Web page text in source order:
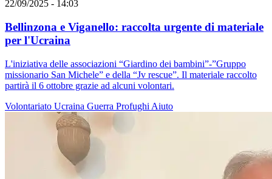
22/09/2025 - 14:03
Bellinzona e Viganello: raccolta urgente di materiale
per l'Ucraina
L'iniziativa delle associazioni “Giardino dei bambini”-”Gruppo
missionario San Michele” e della “Jv rescue”. Il materiale raccolto
partirà il 6 ottobre grazie ad alcuni volontari.
Volontariato Ucraina Guerra Profughi Aiuto